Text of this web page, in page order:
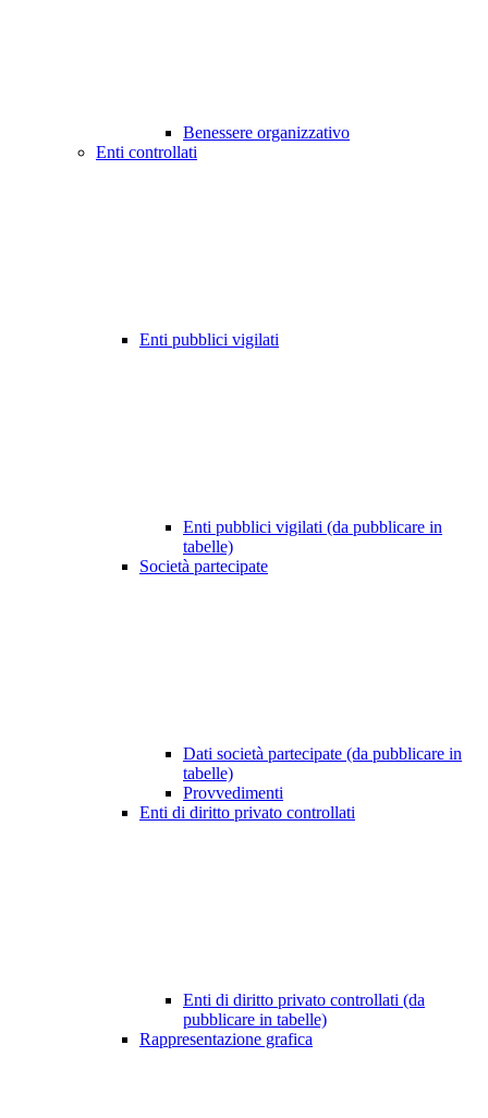
Benessere organizzativo
Enti controllati
Enti pubblici vigilati
Enti pubblici vigilati (da pubblicare in
tabelle)
Società partecipate
Dati società partecipate (da pubblicare in
tabelle)
Provvedimenti
Enti di diritto privato controllati
Enti di diritto privato controllati (da
pubblicare in tabelle)
Rappresentazione grafica